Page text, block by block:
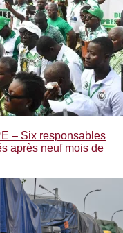
– Six responsables
après neuf mois de